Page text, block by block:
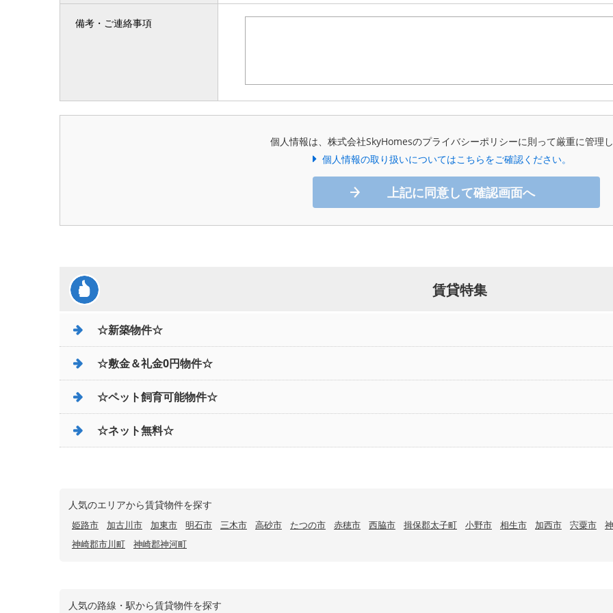
備考・ご連絡事項
個人情報は、株式会社SkyHomesのプライバシーポリシーに則って厳重に管理
個人情報の取り扱いについてはこちらをご確認ください。
上記に同意して確認画面へ
賃貸特集
☆新築物件☆
☆敷金＆礼金0円物件☆
☆ペット飼育可能物件☆
☆ネット無料☆
人気のエリアから賃貸物件を探す
姫路市 加古川市 加東市 明石市 三木市 高砂市 たつの市 赤穂市 西脇市 揖保郡太子町 小野市 相生市 加西市 宍粟市
神崎郡市川町
神崎郡神河町
人気の路線・駅から賃貸物件を探す